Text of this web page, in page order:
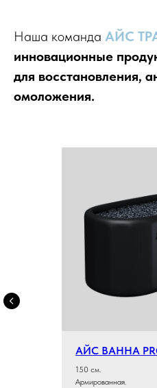
Наша команда АЙС
инновационные
для восстановления,
омоложения.
АЙС ВАННА
150 см.
Армированная.